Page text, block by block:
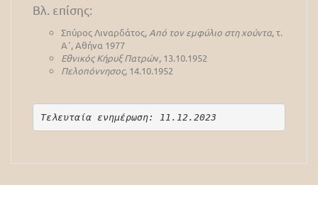
Βλ. επίσης:
Σπύρος Λιναρδάτος, Από τον εμφύλιο στη χούντα, τ.
Α΄, Αθήνα 1977
Εθνικός Κήρυξ Πατρών, 13.10.1952
Πελοπόννησος, 14.10.1952
Τελευταία ενημέρωση: 11.12.2023